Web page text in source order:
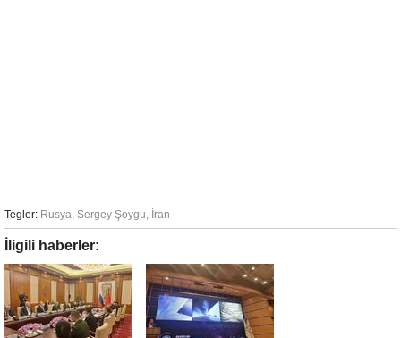
Tegler: Rusya, Sergey Şoygu, İran
İligili haberler: